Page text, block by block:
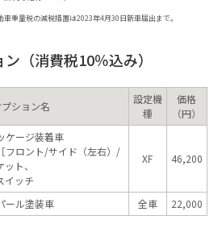
重量税の減税措置は2023年4月30日新車届出まで。
（消費税10％込み）
ション名
設定機
種
価格
（円）
ケージ装着車
フロント/サイド（左右）/
ト、
イッチ
XF 46,200
ール塗装車 全車 22,000